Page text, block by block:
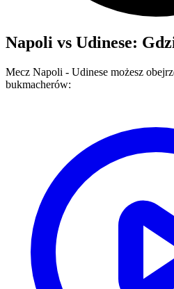
Napoli vs Udinese:
Mecz Napoli - Udinese możesz
bukmacherów: